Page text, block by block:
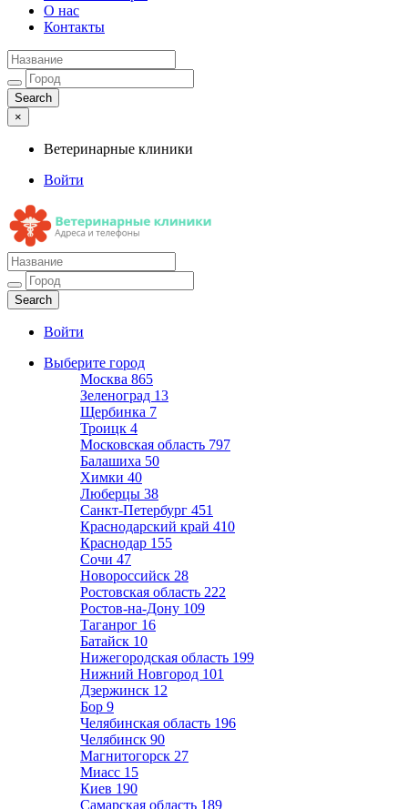
О нас
Контакты
×
Ветеринарные клиники
Войти
Ветеринарные клиники
Адреса и телефоны
Войти
Выберите город
Москва 865
Зеленоград 13
Щербинка 7
Троицк 4
Московская область 797
Балашиха 50
Химки 40
Люберцы 38
Санкт-Петербург 451
Краснодарский край 410
Краснодар 155
Сочи 47
Новороссийск 28
Ростовская область 222
Ростов-на-Дону 109
Таганрог 16
Батайск 10
Нижегородская область 199
Нижний Новгород 101
Дзержинск 12
Бор 9
Челябинская область 196
Челябинск 90
Магнитогорск 27
Миасс 15
Киев 190
Самарская область 189